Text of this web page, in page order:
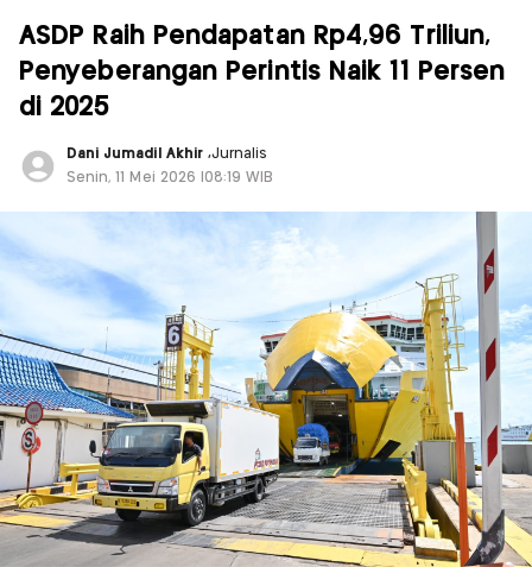
ASDP Raih Pendapatan Rp4,96 Triliun,
Penyeberangan Perintis Naik 11 Persen
di 2025
Dani Jumadil Akhir ,Jurnalis
Senin, 11 Mei 2026 |08:19 WIB